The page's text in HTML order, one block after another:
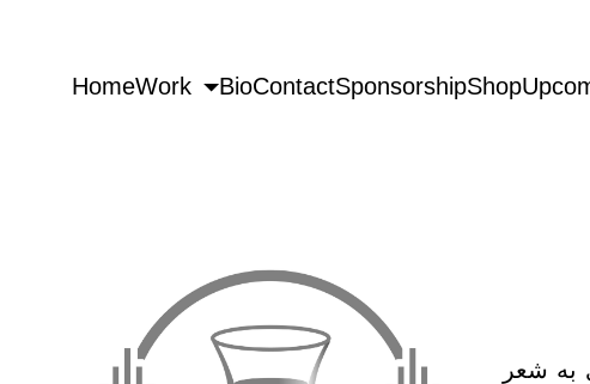
HomeWork BioContactSponsorshipShop
به شعر